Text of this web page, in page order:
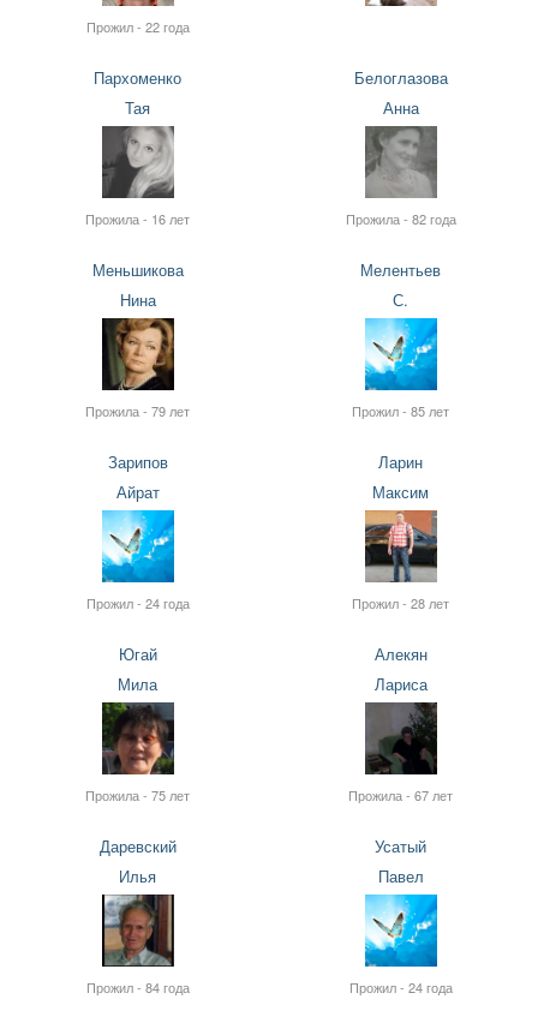
Прожил - 22 года
Пархоменко
Тая
Прожила - 16 лет
Белоглазова
Анна
Прожила - 82 года
Меньшикова
Нина
Прожила - 79 лет
Мелентьев
С.
Прожил - 85 лет
Зарипов
Айрат
Прожил - 24 года
Ларин
Максим
Прожил - 28 лет
Югай
Мила
Прожила - 75 лет
Алекян
Лариса
Прожила - 67 лет
Даревский
Илья
Прожил - 84 года
Усатый
Павел
Прожил - 24 года